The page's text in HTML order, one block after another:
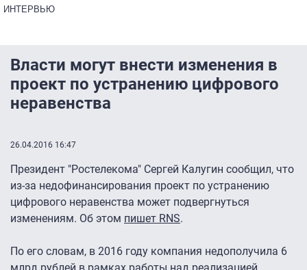
ИНТЕРВЬЮ
Власти могут внести изменения в
проект по устранению цифрового
неравенства
26.04.2016 16:47
Президент "Ростелекома" Сергей Калугин сообщил, что
из-за недофинансирования проект по устранению
цифрового неравенства может подвергнуться
изменениям. Об этом пишет RNS.
По его словам, в 2016 году компания недополучила 6